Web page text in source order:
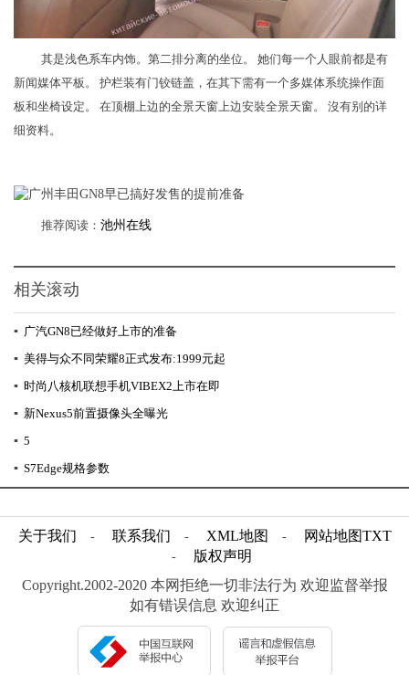
其是浅色系车内饰。第二排分离的坐位。 她们每一个人眼前都是有
新闻媒体平板。 护栏装有门铰链盖，在其下需有一个多媒体系统操作面
板和坐椅设定。 在顶棚上边的全景天窗上边安裝全景天窗。 沒有别的详
细资料。
推荐阅读： 池州在线
相关滚动
▪ 广汽GN8已经做好上市的准备
▪ 美得与众不同荣耀8正式发布:1999元起
▪ 时尚八核机联想手机VIBEX2上市在即
▪ 新Nexus5前置摄像头全曝光
▪ 5
▪ S7Edge规格参数
关于我们 - 联系我们 - XML地图 - 网站地图TXT
-
版权声明
Copyright.2002-2020 本网拒绝一切非法行为 欢迎监督举报
如有错误信息 欢迎纠正